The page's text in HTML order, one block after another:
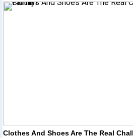
Clothes And Shoes Are The Real